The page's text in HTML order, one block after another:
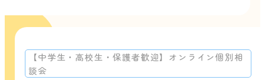
【中学生・高校生・保護者歓迎】オンライン個別相
談会